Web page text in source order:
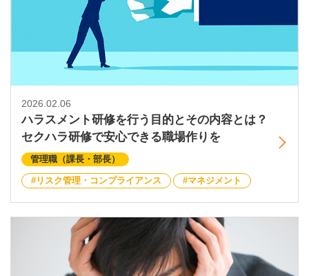
2026.02.06
ハラスメント研修を行う目的とその内容とは？
セクハラ研修で安心できる職場作りを
管理職（課長・部長）
リスク管理・コンプライアンス マネジメント